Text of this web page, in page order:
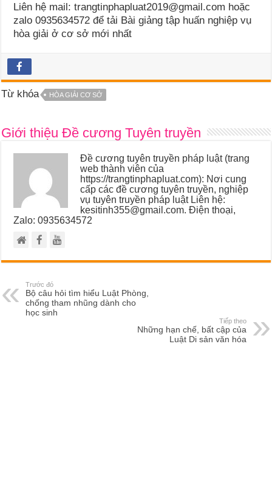
Liên hệ mail: trangtinphapluat2019@gmail.com hoặc
zalo 0935634572 để tải Bài giảng tập huấn nghiệp vụ
hòa giải ở cơ sở mới nhất
Từ khóa HÒA GIẢI CƠ SỞ
Giới thiệu Đề cương Tuyên truyền
Đề cương tuyên truyền pháp luật (trang
web thành viên của
https://trangtinphapluat.com): Nơi cung
cấp các đề cương tuyên truyền, nghiệp
vụ tuyên truyền pháp luật Liên hệ:
kesitinh355@gmail.com. Điện thoại,
Zalo: 0935634572
Trước đó
Bộ câu hỏi tìm hiểu Luật Phòng,
chống tham nhũng dành cho
học sinh
Tiếp theo
Những hạn chế, bất cập của
Luật Di sản văn hóa